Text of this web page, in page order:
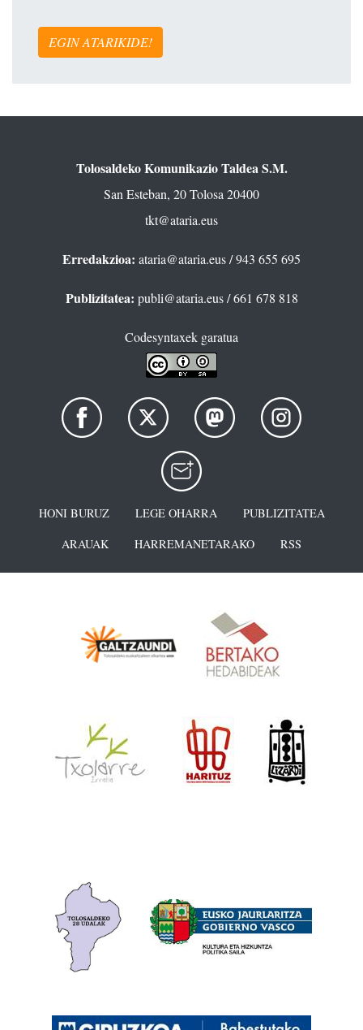
EGIN ATARIKIDE!
Tolosaldeko Komunikazio Taldea S.M.
San Esteban, 20 Tolosa 20400
tkt@ataria.eus
Erredakzioa: ataria@ataria.eus/ 943 655 695
Publizitatea: publi@ataria.eus/ 661 678 818
Codesyntaxek garatua
HONI BURUZ LEGE OHARRA
PUBLIZITATEA
ARAUAK
HARREMANETARAKO RSS